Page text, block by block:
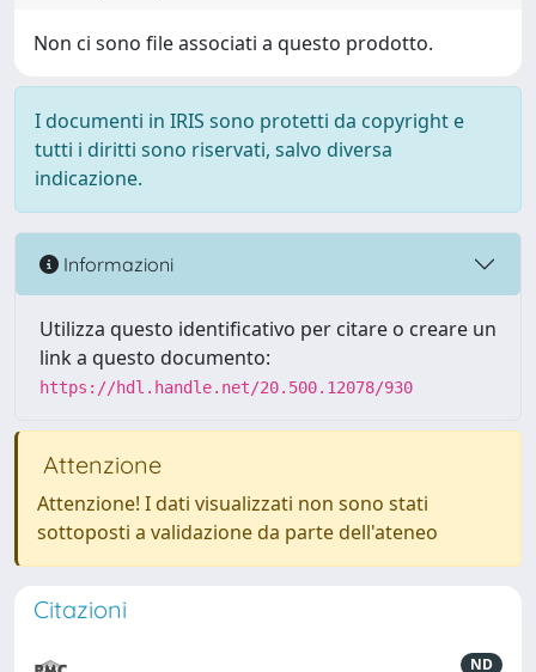
Non ci sono file associati a questo prodotto.
I documenti in IRIS sono protetti da copyright e
tutti i diritti sono riservati, salvo diversa
indicazione.
Informazioni
Utilizza questo identificativo per citare o creare un
link a questo documento:
https://hdl.handle.net/20.500.12078/930
Attenzione
Attenzione! I dati visualizzati non sono stati
sottoposti a validazione da parte dell'ateneo
Citazioni
ND